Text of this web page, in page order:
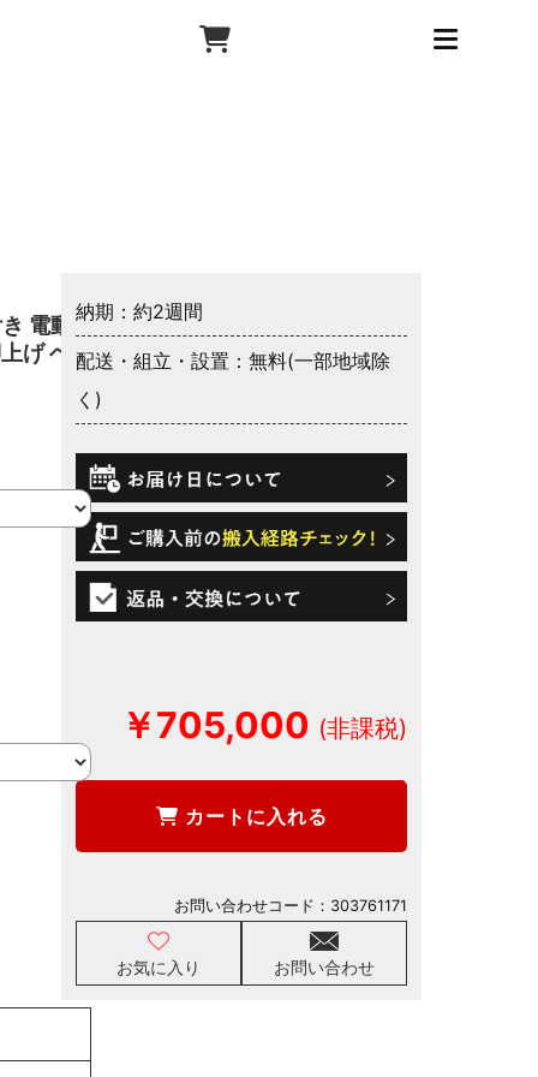
電動
げ ヘ
納期：約2週間
配送・組立・設置：無料(一部地域除
く)
￥705,000
カートに入れる
お気に入り お問い合わせ
お問い合わせコード： 303761171